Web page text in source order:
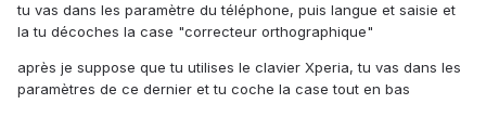
tu vas dans les paramètre du téléphone, puis langue et saisie et
la tu décoches la case "correcteur orthographique"
après je suppose que tu utilises le clavier Xperia, tu vas dans les
paramètres de ce dernier et tu coche la case tout en bas